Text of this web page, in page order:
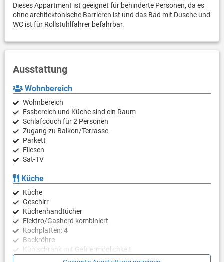
Dieses Appartment ist geeignet für behinderte Personen, da es
ohne architektonische Barrieren ist und das Bad mit Dusche und
WC ist für Rollstuhlfahrer befahrbar.
Ausstattung
Wohnbereich
Wohnbereich
Essbereich und Küche sind ein Raum
Schlafcouch für 2 Personen
Zugang zu Balkon/Terrasse
Parkett
Fliesen
Sat-TV
Küche
Küche
Geschirr
Küchenhandtücher
Elektro/Gasherd kombiniert
Kochplatten: 4
Backröhre
Kühlschrank mit Gefriermöglichkeit
Kaffeemaschine